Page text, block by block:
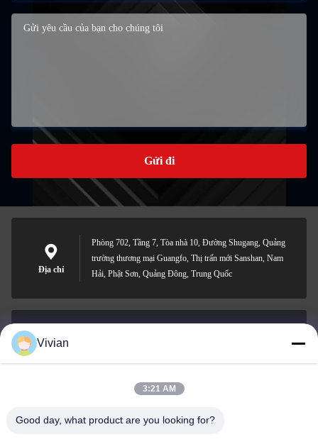
Gửi đi
Địa chỉ
Phòng 702, Tầng 7, Tòa nhà 10, Đường Shugang, Quảng
trường thương mại Guangfo, Thị trấn mới Sanshan, Nam
Hải, Phật Sơn, Quảng Đông, Trung Quốc
0086-158-1879-0524
Vivian
3:21 AM
Good day, what product are you looking for?